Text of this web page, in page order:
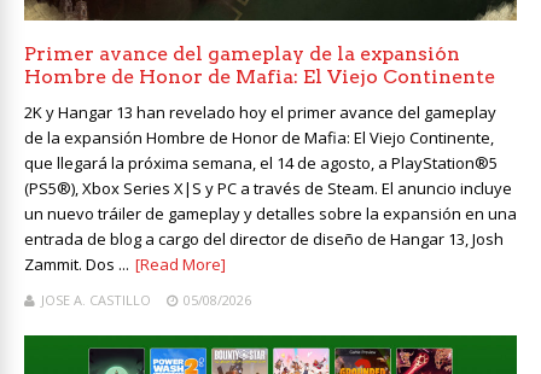
Primer avance del gameplay de la expansión
Hombre de Honor de Mafia: El Viejo Continente
2K y Hangar 13 han revelado hoy el primer avance del gameplay
de la expansión Hombre de Honor de Mafia: El Viejo Continente,
que llegará la próxima semana, el 14 de agosto, a PlayStation®5
(PS5®), Xbox Series X|S y PC a través de Steam. El anuncio incluye
un nuevo tráiler de gameplay y detalles sobre la expansión en una
entrada de blog a cargo del director de diseño de Hangar 13, Josh
Zammit. Dos ... [Read More]
JOSE A. CASTILLO 05/08/2026